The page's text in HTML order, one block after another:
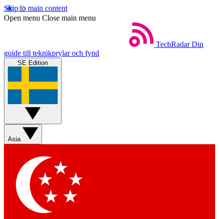
Skip to main content
Open menu Close main menu
TechRadar Din
guide till teknikprylar och fynd
SE Edition
Asia